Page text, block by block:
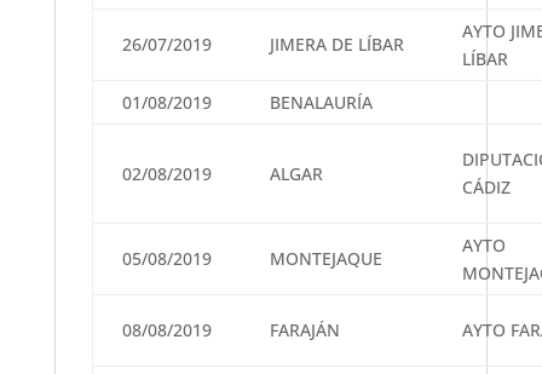
26/07/2019 JIMERA DE LÍBAR
AYTO
LÍBAR
01/08/2019
BENALAURÍA
02/08/2019 ALGAR
CÁDIZ
05/08/2019 MONTEJAQUE
AYTO
08/08/2019 FARAJÁN AYTO